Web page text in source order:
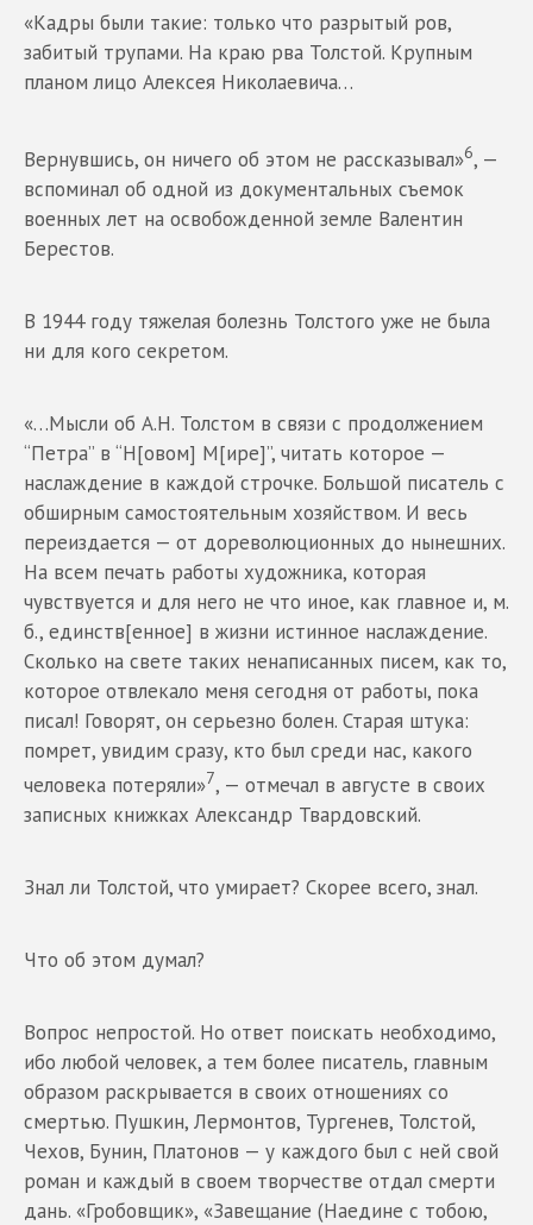
«Кадры были такие: только что разрытый ров,
забитый трупами. На краю рва Толстой. Крупным
планом лицо Алексея Николаевича…
Вернувшись, он ничего об этом не рассказывал»6, —
вспоминал об одной из документальных съемок
военных лет на освобожденной земле Валентин
Берестов.
В 1944 году тяжелая болезнь Толстого уже не была
ни для кого секретом.
«…Мысли об А.Н. Толстом в связи с продолжением
“Петра” в “Н[овом] М[ире]”, читать которое —
наслаждение в каждой строчке. Большой писатель с
обширным самостоятельным хозяйством. И весь
переиздается — от дореволюционных до нынешних.
На всем печать работы художника, которая
чувствуется и для него не что иное, как главное и, м.
б., единств[енное] в жизни истинное наслаждение.
Сколько на свете таких ненаписанных писем, как то,
которое отвлекало меня сегодня от работы, пока
писал! Говорят, он серьезно болен. Старая штука:
помрет, увидим сразу, кто был среди нас, какого
человека потеряли»7, — отмечал в августе в своих
записных книжках Александр Твардовский.
Знал ли Толстой, что умирает? Скорее всего, знал.
Что об этом думал?
Вопрос непростой. Но ответ поискать необходимо,
ибо любой человек, а тем более писатель, главным
образом раскрывается в своих отношениях со
смертью. Пушкин, Лермонтов, Тургенев, Толстой,
Чехов, Бунин, Платонов — у каждого был с ней свой
роман и каждый в своем творчестве отдал смерти
дань. «Гробовщик», «Завещание (Наедине с тобою,